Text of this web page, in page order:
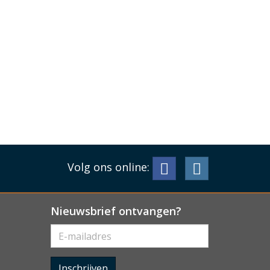
Volg ons online:
Nieuwsbrief ontvangen?